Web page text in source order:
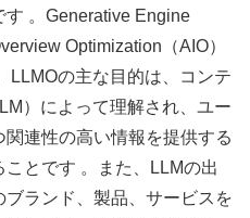
す 。Generative Engine
Optimization（AIO）
LLMOの主な目的は、コンテ
）によって理解され、ユー
連性の高い情報を提供する
とです 。また、LLMの出
ランド、製品、サービスを